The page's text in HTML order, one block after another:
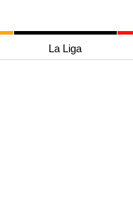
La Liga